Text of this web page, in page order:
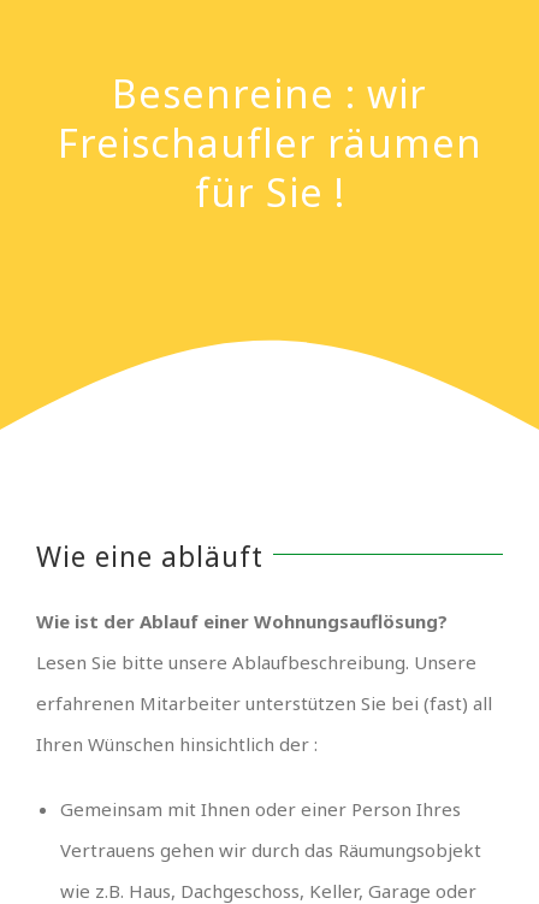
Besenreine : wir
Freischaufler räumen
für Sie !
Wie eine abläuft
Wie ist der Ablauf einer Wohnungsauflösung?
Lesen Sie bitte unsere Ablaufbeschreibung. Unsere
erfahrenen Mitarbeiter unterstützen Sie bei (fast) all
Ihren Wünschen hinsichtlich der :
Gemeinsam mit Ihnen oder einer Person Ihres
Vertrauens gehen wir durch das Räumungsobjekt
wie z.B. Haus, Dachgeschoss, Keller, Garage oder